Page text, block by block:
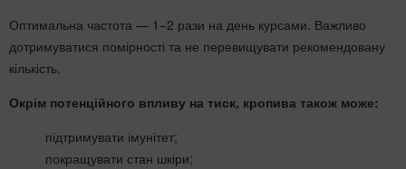
Оптимальна частота — 1−2 рази на день курсами. Важливо
дотримуватися помірності та не перевищувати рекомендовану
кількість.
Окрім потенційного впливу на тиск, кропива також може:
підтримувати імунітет;
покращувати стан шкіри;